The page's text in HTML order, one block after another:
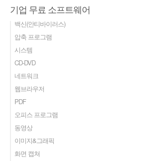
기업 무료 소프트웨어
백신(안티바이러스)
압축 프로그램
시스템
CD-DVD
네트워크
웹브라우저
PDF
오피스 프로그램
동영상
이미지&그래픽
화면 캡쳐